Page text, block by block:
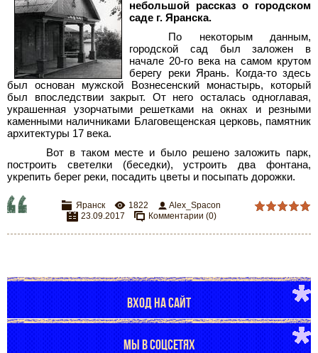
небольшой рассказ о городском
саде г. Яранска.
По некоторым данным,
городской сад был заложен в
начале 20-го века на самом крутом
берегу реки Ярань. Когда-то здесь
был основан мужской Вознесенский монастырь, который
был впоследствии закрыт. От него осталась одноглавая,
украшенная узорчатыми решетками на окнах и резными
каменными наличниками Благовещенская церковь, памятник
архитектуры 17 века.
Вот в таком месте и было решено заложить парк,
построить светелки (беседки), устроить два фонтана,
укрепить берег реки, посадить цветы и посыпать дорожки.
Яранск 1822
Alex_Spacon
23.09.2017
Комментарии (0)
ВХОД НА САЙТ
МЫ В СОЦСЕТЯХ